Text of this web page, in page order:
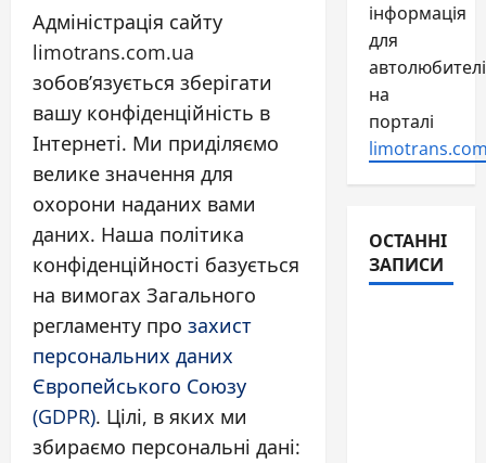
Адміністрація сайту
limotrans.com.ua
зобов’язується зберігати
вашу конфіденційність в
Інтернеті. Ми приділяємо
велике значення для
охорони наданих вами
даних. Наша політика
конфіденційності базується
на вимогах Загального
регламенту про захист
персональних даних
Європейського Союзу
(GDPR). Цілі, в яких ми
збираємо персональні дані:
інформація
для
на
порталі
ОСТАННІ
ЗАПИСИ